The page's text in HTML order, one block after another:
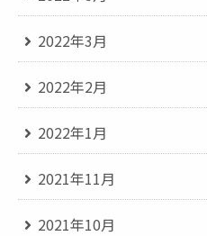
2022年3月
2022年2月
2022年1月
2021年11月
2021年10月